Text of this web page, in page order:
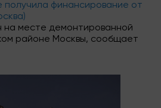
получила финансирование от
на месте демонтированной
районе Москвы, сообщает